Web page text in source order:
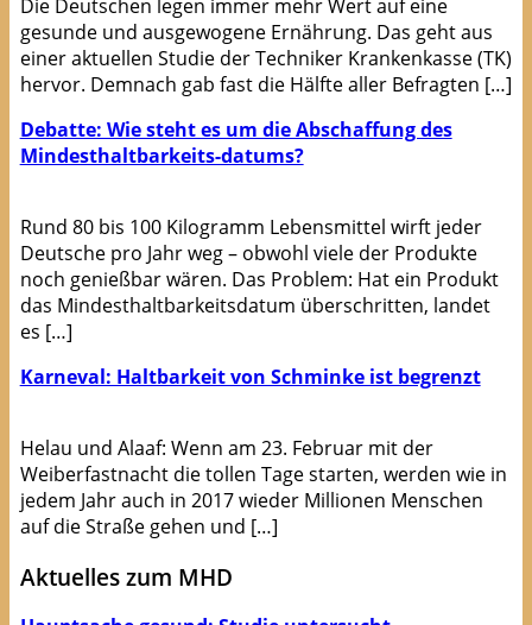
Die Deutschen legen immer mehr Wert auf eine
gesunde und ausgewogene Ernährung. Das geht aus
einer aktuellen Studie der Techniker Krankenkasse (TK)
hervor. Demnach gab fast die Hälfte aller Befragten […]
Debatte: Wie steht es um die Abschaffung des
Mindesthaltbarkeits-datums?
Rund 80 bis 100 Kilogramm Lebensmittel wirft jeder
Deutsche pro Jahr weg – obwohl viele der Produkte
noch genießbar wären. Das Problem: Hat ein Produkt
das Mindesthaltbarkeitsdatum überschritten, landet
es […]
Karneval: Haltbarkeit von Schminke ist begrenzt
Helau und Alaaf: Wenn am 23. Februar mit der
Weiberfastnacht die tollen Tage starten, werden wie in
jedem Jahr auch in 2017 wieder Millionen Menschen
auf die Straße gehen und […]
Aktuelles zum MHD